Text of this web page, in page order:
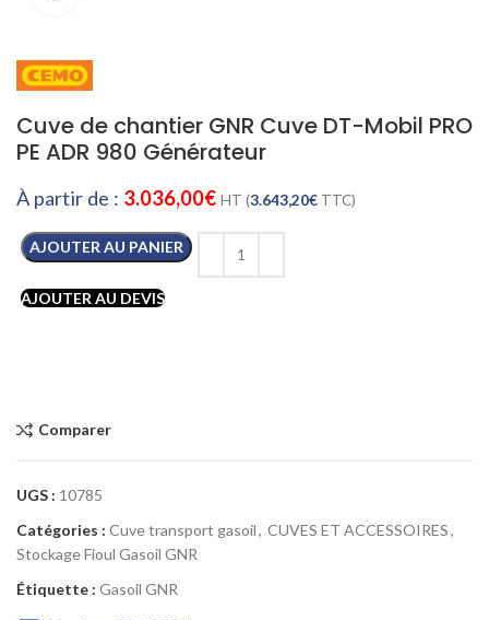
Cuve de chantier GNR Cuve DT-Mobil PRO
PE ADR 980 Générateur
À partir de : 3.036,00€ HT (3.643,20€ TTC)
AJOUTER AU PANIER
AJOUTER AU DEVIS
Comparer
UGS : 10785
Catégories : Cuve transport gasoil, CUVES ET ACCESSOIRES,
Stockage Fioul Gasoil GNR
Étiquette : Gasoil GNR